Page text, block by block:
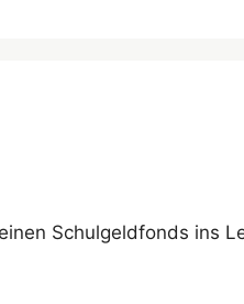
Schulgeldfonds ins